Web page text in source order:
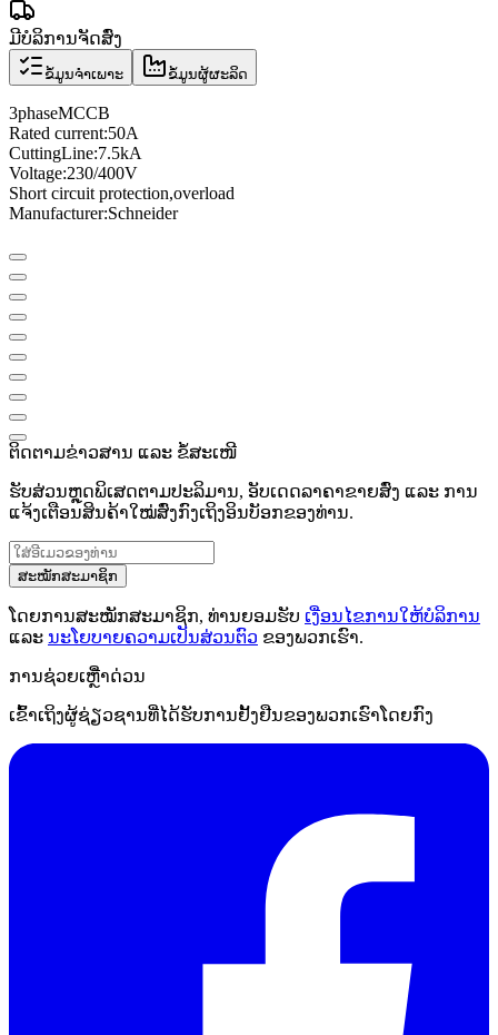
ມີບໍລິການຈັດສົ່ງ
ຂໍ້ມູນຈຳເພາະ ຂໍ້ມູນຜູ້ຜະລິດ
3phaseMCCB
Rated current:50A
CuttingLine:7.5kA
Voltage:230/400V
Short circuit protection,overload
Manufacturer:Schneider
ຕິດຕາມຂ່າວສານ ແລະ ຂໍ້ສະເໜີ
ຮັບສ່ວນຫຼຸດພິເສດຕາມປະລິມານ, ອັບເດດລາຄາຂາຍສົ່ງ ແລະ ການ
ແຈ້ງເຕືອນສິນຄ້າໃໝ່ສົ່ງກົງເຖິງອິນບັອກຂອງທ່ານ.
ສະໝັກສະມາຊິກ
ໂດຍການສະໝັກສະມາຊິກ, ທ່ານຍອມຮັບ ເງື່ອນໄຂການໃຫ້ບໍລິການ
ແລະ ນະໂຍບາຍຄວາມເປັນສ່ວນຕົວ ຂອງພວກເຮົາ.
ການຊ່ວຍເຫຼືໍາດ່ວນ
ເຂົ້າເຖິງຜູ້ຊ່ຽວຊານທີ່ໄດ້ຮັບການຢັ້ງຢືນຂອງພວກເຮົາໂດຍກົງ